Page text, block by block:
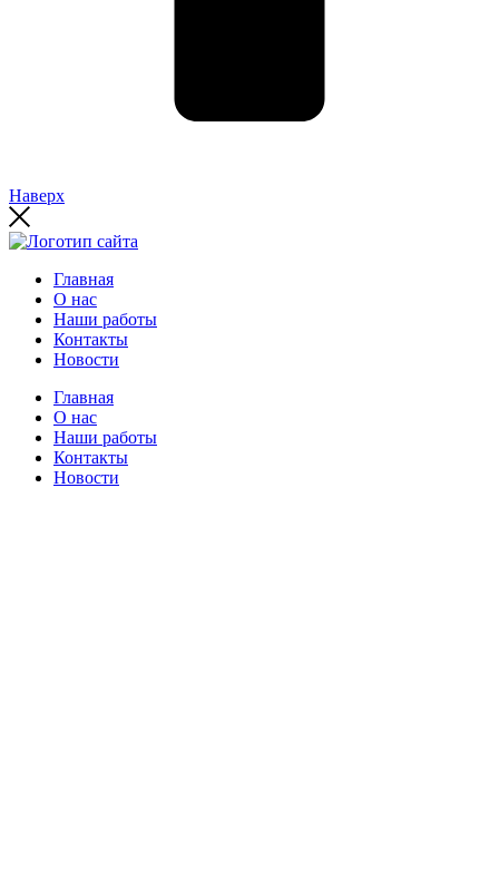
Наверх
Главная
О нас
Наши работы
Контакты
Новости
Главная
О нас
Наши работы
Контакты
Новости